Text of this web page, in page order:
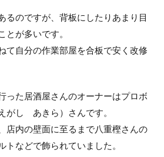
るのですが、背板にしたりあまり目
とが多いです。
て自分の作業部屋を合板で安く改修
った居酒屋さんのオーナーはプロボ
がし あきら）さんです。
店内の壁面に至るまで八重樫さんの
トなどで飾られていました。